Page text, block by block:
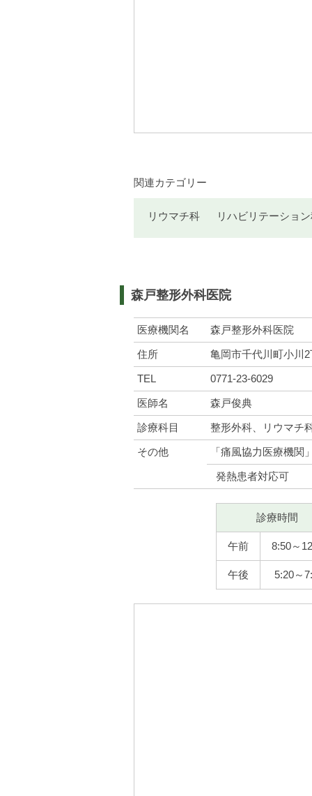
関連カテゴリー
リウマチ科 リハビリテーショ
森戸整形外科医院
医療機関名 森戸整形外科医院
住所 亀岡市千代川町小川
TEL 0771-23-6029
医師名 森戸俊典
診療科目 整形外科、リウマチ
その他 「痛風協力医療機関
発熱患者対応可
診療時間
午前 8:50～
午後 5:20～